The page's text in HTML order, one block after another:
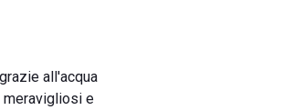
all'acqua
e